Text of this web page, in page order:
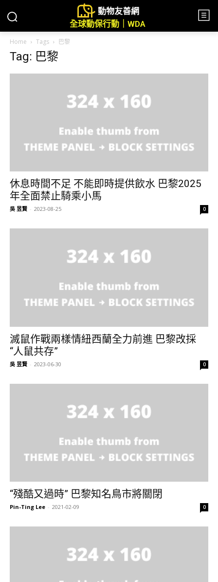
動物友善網
全球動保行動｜WDA
Home Tags 巴黎
Tag: 巴黎
休息時間不足 不能即時提供飲水 巴黎2025
年全面禁止騎乘小馬
吳 昱賢 - 2023-08-25 0
滅鼠作戰兩樣情紐西蘭全力前進 巴黎改採
“人鼠共存”
吳 昱賢 - 2023-06-30 0
“殘酷又過時” 巴黎知名鳥市將關閉
Pin-Ting Lee - 2021-02-09 0